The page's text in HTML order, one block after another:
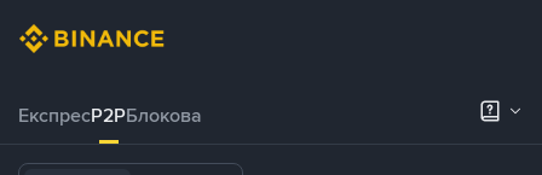
ЕкспресP2PБлокова